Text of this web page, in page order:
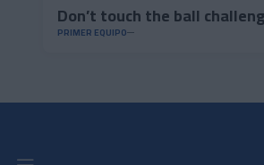
Don’t touch the ball
PRIMER EQUIPO